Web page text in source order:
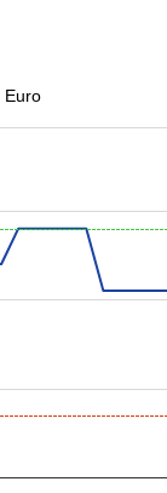
Euro